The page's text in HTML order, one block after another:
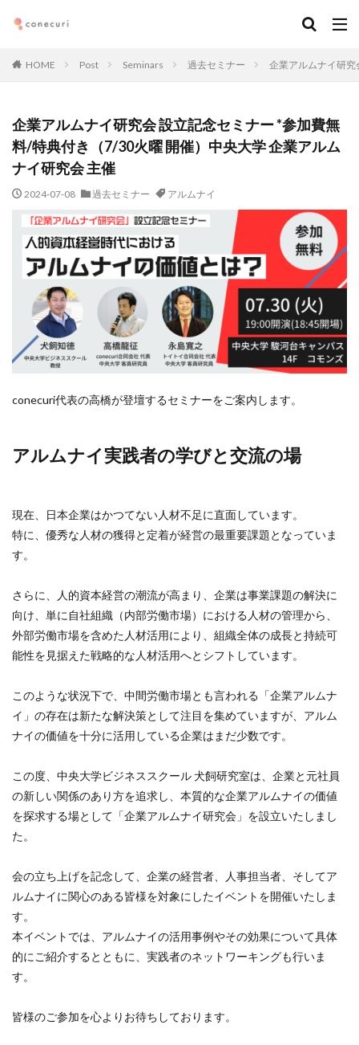
HOME Post Seminars 過去セミナー 企業アルムナイ研究
企業アルムナイ研究会 設立記念セミナー *参加費無
料/特典付き（7/30火曜 開催）中央大学 企業アルム
ナイ研究会 主催
2024-07-08 過去セミナー アルムナイ
conecuri代表の高橋が登壇するセミナーをご案内します。
アルムナイ実践者の学びと交流の場
現在、日本企業はかつてない人材不足に直面しています。
特に、優秀な人材の獲得と定着が経営の最重要課題となっていま
す。
さらに、人的資本経営の潮流が高まり、企業は事業課題の解決に
向け、単に自社組織（内部労働市場）における人材の管理から、
外部労働市場を含めた人材活用により、組織全体の成長と持続可
能性を見据えた戦略的な人材活用へとシフトしています。
このような状況下で、中間労働市場とも言われる「企業アルムナ
イ」の存在は新たな解決策として注目を集めていますが、アルム
ナイの価値を十分に活用している企業はまだ少数です。
この度、中央大学ビジネススクール 犬飼研究室は、企業と元社員
の新しい関係のあり方を追求し、本質的な企業アルムナイの価値
を探求する場として「企業アルムナイ研究会」を設立いたしまし
た。
会の立ち上げを記念して、企業の経営者、人事担当者、そしてア
ルムナイに関心のある皆様を対象にしたイベントを開催いたしま
す。
本イベントでは、アルムナイの活用事例やその効果について具体
的にご紹介するとともに、実践者のネットワーキングも行いま
す。
皆様のご参加を心よりお待ちしております。
タグ
マーケティング
オンライン
経営 カオスマップ
デジタルマーケティング
法務コンプライアンス
技術
仕事術 働き方・キャリア
メディア取材
デザイン
ブランディング
ファイナンス
事業創造・イノベーション
地方創生
コミュニティ
クリエイティブ 高橋龍征
検索